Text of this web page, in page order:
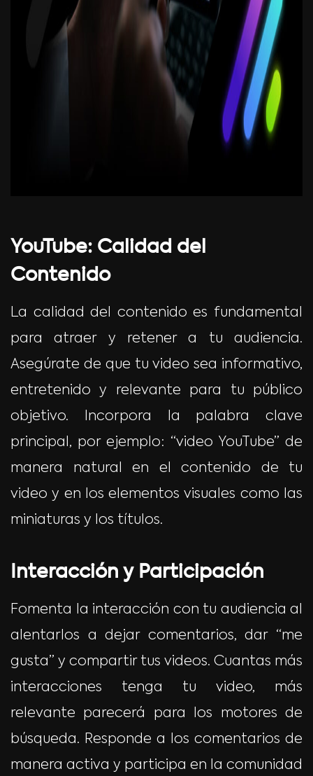
YouTube: Calidad del
Contenido
La calidad del contenido es fundamental
para atraer y retener a tu audiencia.
Asegúrate de que tu video sea informativo,
entretenido y relevante para tu público
objetivo. Incorpora la palabra clave
principal, por ejemplo: “video YouTube” de
manera natural en el contenido de tu
video y en los elementos visuales como las
miniaturas y los títulos.
Interacción y Participación
Fomenta la interacción con tu audiencia al
alentarlos a dejar comentarios, dar “me
gusta” y compartir tus videos. Cuantas más
interacciones tenga tu video, más
relevante parecerá para los motores de
búsqueda. Responde a los comentarios de
manera activa y participa en la comunidad